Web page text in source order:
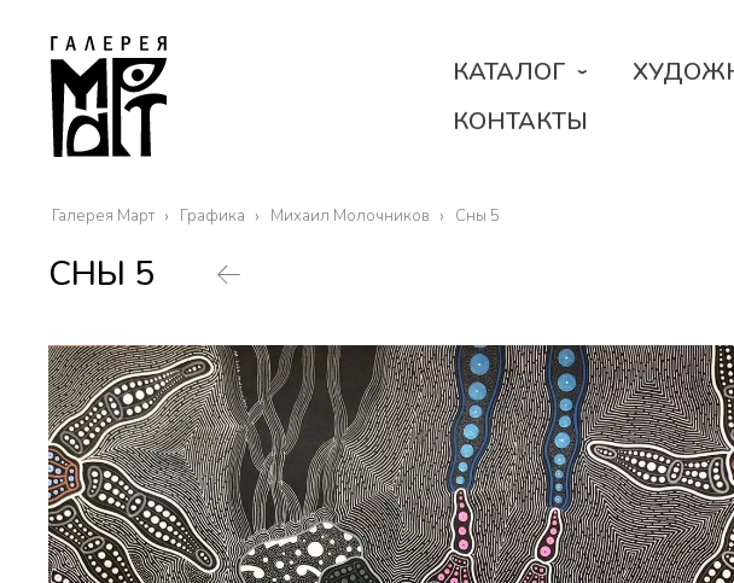
КАТАЛОГ
КОНТАКТЫ
Галерея Март Графика Михаил Молочников Сны 5
СНЫ 5